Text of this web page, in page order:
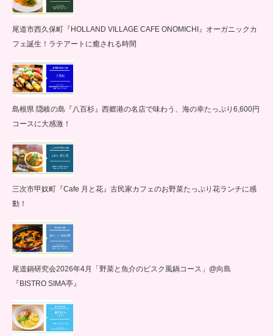
尾道市西久保町『HOLLAND VILLAGE CAFE ONOMICHI』オーガニックカ
フェ誕生！ラテアートに癒される時間
島根県 隠岐の島『八百杉』西郷港の名店で味わう、海の幸たっぷり6,600円
コースに大感激！
三次市甲奴町『Cafe 月と花』古民家カフェのお野菜たっぷり花ランチに感
動！
尾道鍋研究会2026年4月「野菜と魚介のビスク風鍋コース」@向島
『BISTRO SIMA亭』